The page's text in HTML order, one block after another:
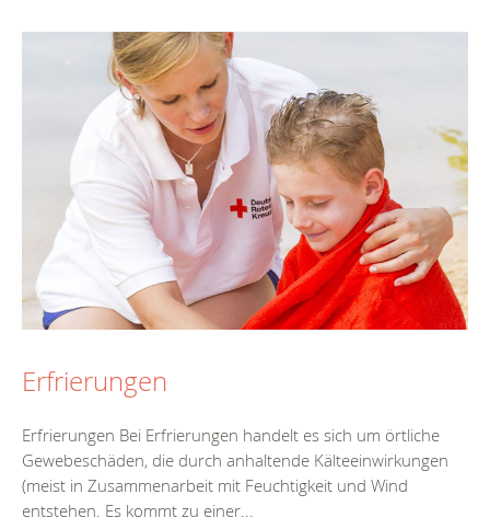
Erfrierungen
Erfrierungen Bei Erfrierungen handelt es sich um örtliche
Gewebeschäden, die durch anhaltende Kälteeinwirkungen
(meist in Zusammenarbeit mit Feuchtigkeit und Wind
entstehen. Es kommt zu einer...